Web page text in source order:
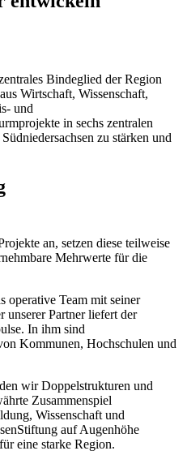
Bindeglied der Region
Wirtschaft, Wissenschaft,
und
in sechs zentralen
zu stärken und
an, setzen diese teilweise
Mehrwerte für die
operative Team mit seiner
unserer Partner liefert der
In ihm sind
Kommunen, Hochschulen und
wir Doppelstrukturen und
Zusammenspiel
Wissenschaft und
auf Augenhöhe
eine starke Region.